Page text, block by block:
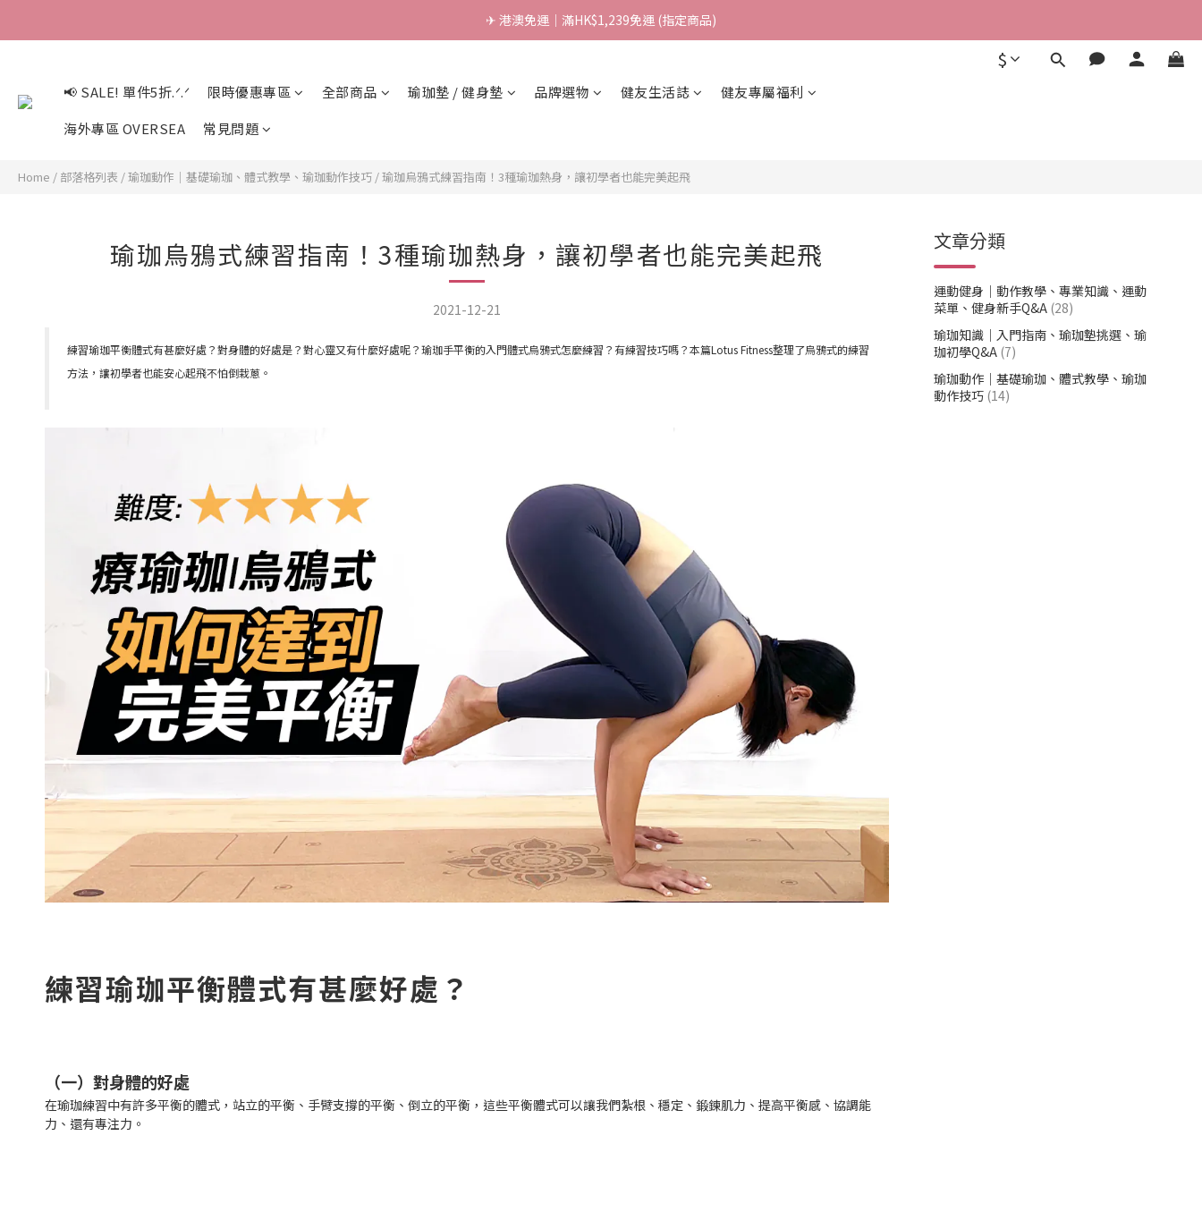
\ 台灣製超慢跑墊 / 升級啦.ᐟ.ᐟ（點我看介紹 💬）
✈ 港澳免運｜滿HK$1,239免運 (指定商品)
$
📢 SALE! 單件5折.ᐟ.ᐟ 限時優惠專區 全部商品 瑜珈墊 / 健身墊 品牌選物 健友生活誌
健友專屬福利
海外專區 OVERSEA
常見問題
Home / 部落格列表 /瑜珈動作｜基礎瑜珈、體式教學、瑜珈動作技巧 /瑜珈烏鴉式練習指南！3種瑜珈熱身，讓初學者也能完美起飛
瑜珈烏鴉式練習指南！3種瑜珈熱身，讓初學者也能完美起飛
2021-12-21
練習瑜珈平衡體式有甚麼好處？對身體的好處是？對心靈又有什麼好處呢？瑜珈手平衡的入門體式烏鴉式怎麼練習？有練習技巧嗎？本篇Lotus Fitness整理了烏鴉式的練習
方法，讓初學者也能安心起飛不怕倒栽蔥。
練習瑜珈平衡體式有甚麼好處？
（一）對身體的好處
在瑜珈練習中有許多平衡的體式，站立的平衡、手臂支撐的平衡、倒立的平衡，這些平衡體式可以讓我們紮根、穩定、鍛鍊肌力、提高平衡感、協調能
力、還有專注力。
文章分類
運動健身｜動作教學、專業知識、運動
菜單、健身新手Q&A (28)
瑜珈知識｜入門指南、瑜珈墊挑選、瑜
珈初學Q&A (7)
瑜珈動作｜基礎瑜珈、體式教學、瑜珈
動作技巧 (14)